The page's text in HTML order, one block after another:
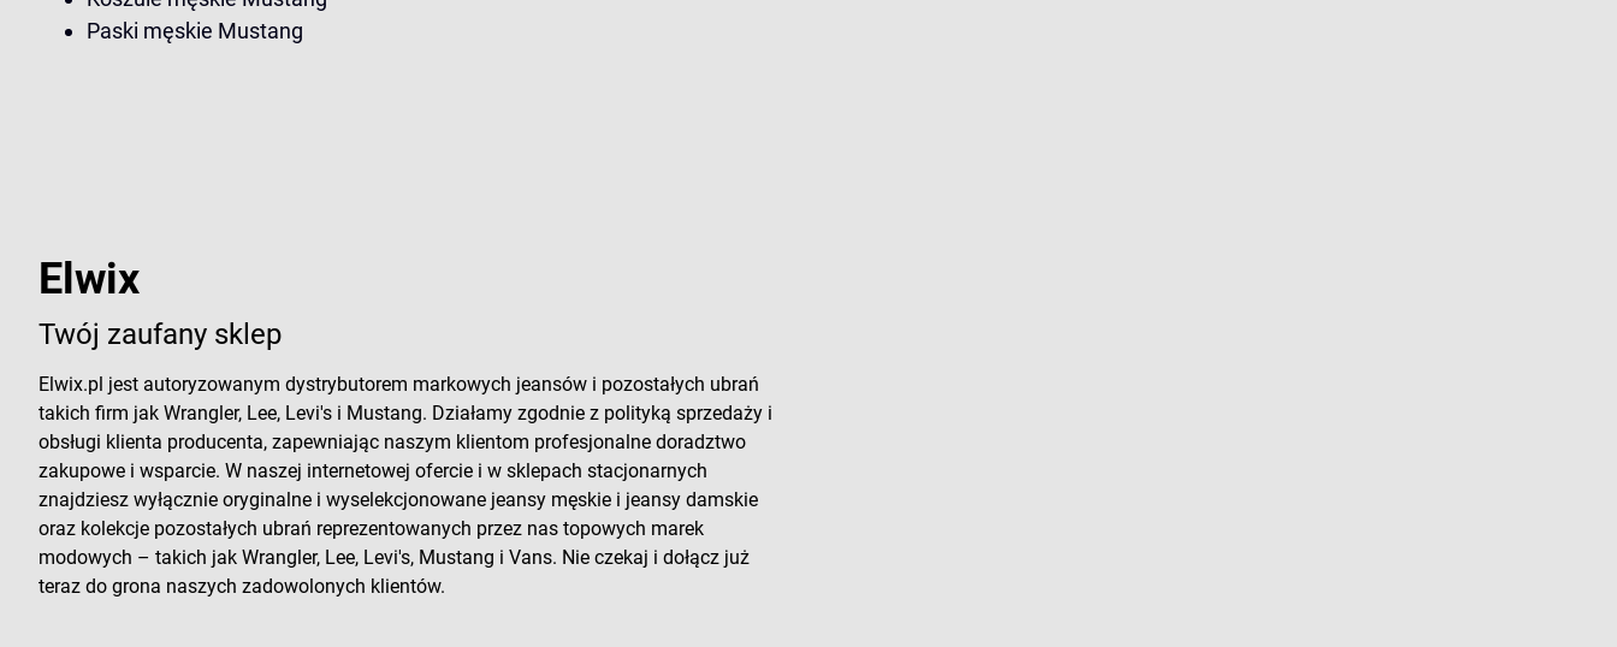
Paski męskie Mustang
Elwix
Twój zaufany sklep
Elwix.pl jest autoryzowanym dystrybutorem markowych jeansów i pozostałych ubrań
takich firm jak Wrangler, Lee, Levi's i Mustang. Działamy zgodnie z polityką sprzedaży i
obsługi klienta producenta, zapewniając naszym klientom profesjonalne doradztwo
zakupowe i wsparcie. W naszej internetowej ofercie i w sklepach stacjonarnych
znajdziesz wyłącznie oryginalne i wyselekcjonowane jeansy męskie i jeansy damskie
oraz kolekcje pozostałych ubrań reprezentowanych przez nas topowych marek
modowych – takich jak Wrangler, Lee, Levi's, Mustang i Vans. Nie czekaj i dołącz już
teraz do grona naszych zadowolonych klientów.